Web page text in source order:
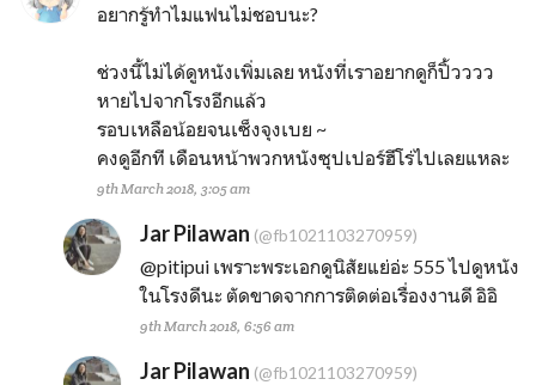
อยากรู้ทำไมแฟนไม่ชอบนะ?
ช่วงนี้ไม่ได้ดูหนังเพิ่มเลย หนังที่เราอยากดูก็ปิ้วววว
หายไปจากโรงอีกแล้ว
รอบเหลือน้อยจนเซ็งจุงเบย ~
คงดูอีกที เดือนหน้าพวกหนังซุปเปอร์ฮีโร่ไปเลยแหละ
9th March 2018, 3:05 am
Jar Pilawan (@fb1021103270959)
@pitipuiเพราะพระเอกดูนิสัยแย่อ่ะ 555 ไปดูหนัง
ในโรงดีนะ ตัดขาดจากการติดต่อเรื่องงานดี อิอิ
9th March 2018, 6:56 am
Jar Pilawan (@fb1021103270959)